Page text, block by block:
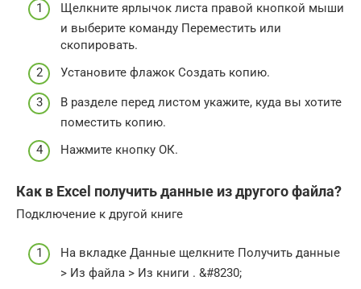
Щелкните ярлычок листа правой кнопкой мыши
и выберите команду Переместить или
скопировать.
Установите флажок Создать копию.
В разделе перед листом укажите, куда вы хотите
поместить копию.
Нажмите кнопку ОК.
Как в Excel получить данные из другого файла?
Подключение к другой книге
На вкладке Данные щелкните Получить данные
> Из файла > Из книги . &#8230;